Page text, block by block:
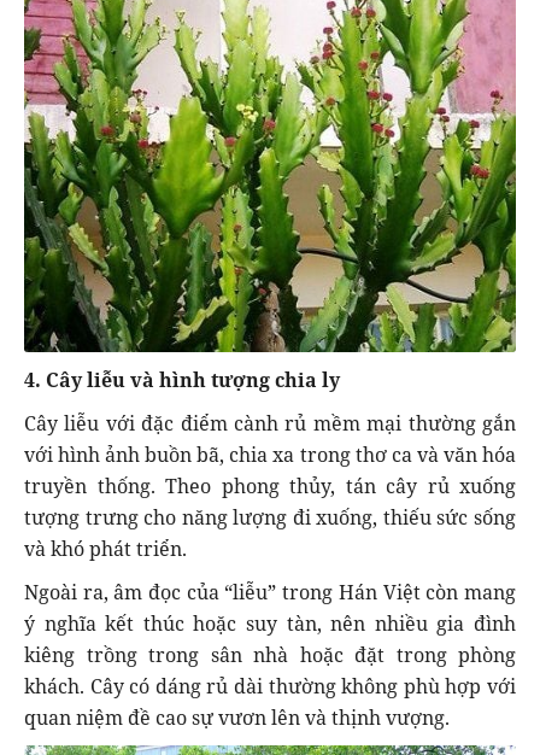
4. Cây liễu và hình tượng chia ly
Cây liễu với đặc điểm cành rủ mềm mại thường gắn
với hình ảnh buồn bã, chia xa trong thơ ca và văn hóa
truyền thống. Theo phong thủy, tán cây rủ xuống
tượng trưng cho năng lượng đi xuống, thiếu sức sống
và khó phát triển.
Ngoài ra, âm đọc của “liễu” trong Hán Việt còn mang
ý nghĩa kết thúc hoặc suy tàn, nên nhiều gia đình
kiêng trồng trong sân nhà hoặc đặt trong phòng
khách. Cây có dáng rủ dài thường không phù hợp với
quan niệm đề cao sự vươn lên và thịnh vượng.